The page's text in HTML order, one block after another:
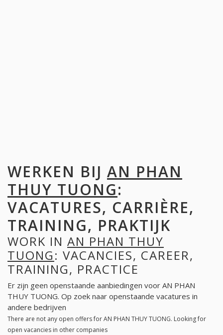
WERKEN BIJ AN PHAN
THUY TUONG:
VACATURES, CARRIÈRE,
TRAINING, PRAKTIJK
WORK IN AN PHAN THUY
TUONG: VACANCIES, CAREER,
TRAINING, PRACTICE
Er zijn geen openstaande aanbiedingen voor AN PHAN
THUY TUONG. Op zoek naar openstaande vacatures in
andere bedrijven
There are not any open offers for AN PHAN THUY TUONG. Looking for
open vacancies in other companies